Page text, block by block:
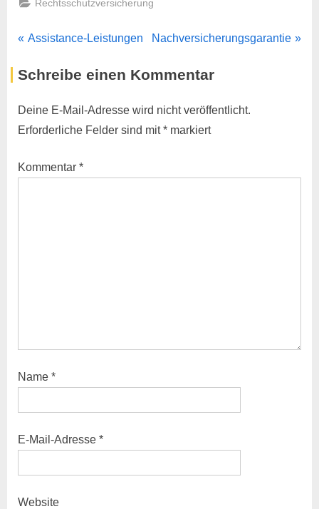
Rechtsschutzversicherung
Beitragsnavigation
P
e
i
o
s
Assistance-Leistungen
N
x
P
o
t
Nachversicherungsgarantie
Schreibe einen Kommentar
Deine E-Mail-Adresse wird nicht veröffentlicht.
Erforderliche Felder sind mit* markiert
Kommentar *
Name *
E-Mail-Adresse *
Website